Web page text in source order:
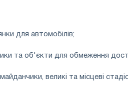
для автомобілів;
та об'єкти для обмеження
великі та місцеві